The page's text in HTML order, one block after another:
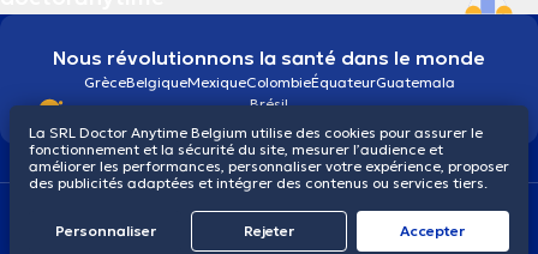
Nous révolutionnons la santé dans le monde
GrèceBelgiqueMexiqueColombieÉquateurGuatemala
Brésil
Conditions généralesCookiesPolitique de confidentialité
© 2026 doctoranytime
La SRL Doctor Anytime Belgium utilise des cookies pour assurer le
fonctionnement et la sécurité du site, mesurer l’audience et
améliorer les performances, personnaliser votre expérience, proposer
des publicités adaptées et intégrer des contenus ou services tiers.
Personnaliser Rejeter Αccepter